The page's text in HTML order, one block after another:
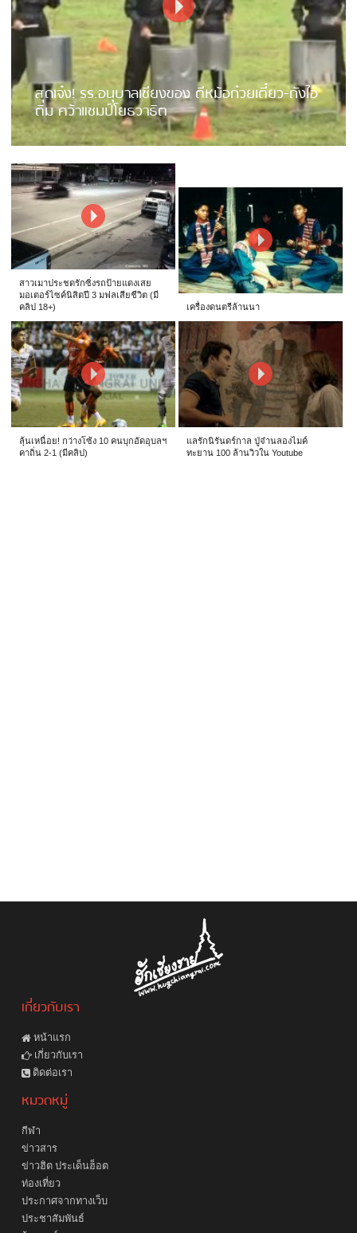
สุดเจ๋ง! รร.อนุบาลเชียงของ ตีหม้อก๋วยเตี๋ยว-ถังไอ
ติม คว้าแชมป์โยธวาธิต
สาวเมาประชดรักซิ่งรถป้ายแดงเสย
มอเตอร์ไซค์นิสิตปี 3 มฟลเสียชีวิต (มี
คลิป 18+)
เครื่องดนตรีล้านนา
ลุ้นเหนื่อย! กว่างโซ้ง 10 คนบุกอัดอุบลฯ
คาถิ่น 2-1 (มีคลิป)
แลรักนิรันดร์กาล ปู่จ๋านลองไมค์
ทะยาน 100 ล้านวิวใน Youtube
เกี่ยวกับเรา
หน้าแรก
เกี่ยวกับเรา
ติดต่อเรา
หมวดหมู่
กีฬา
ข่าวสาร
ข่าวฮิต ประเด็นฮ็อต
ท่องเที่ยว
ประกาศจากทางเว็บ
ประชาสัมพันธ์